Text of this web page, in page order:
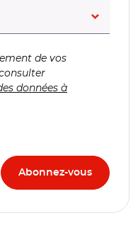
de vos
données à